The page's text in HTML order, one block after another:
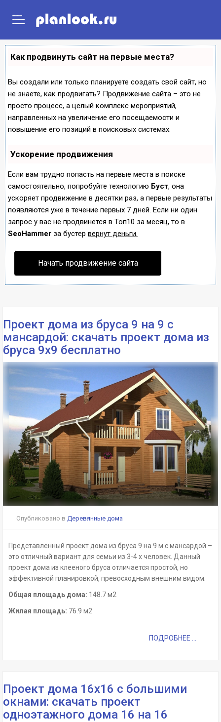
ГЛАВНАЯ
ПРОЕКТЫ ДОМОВ
ПРОЕКТЫ ПОСТРОЕК
Как продвинуть сайт на первые места?
Вы создали или только планируете создать свой сайт, но
не знаете, как продвигать? Продвижение сайта – это не
просто процесс, а целый комплекс мероприятий,
направленных на увеличение его посещаемости и
повышение его позиций в поисковых системах.
Ускорение продвижения
Если вам трудно попасть на первые места в поиске
самостоятельно, попробуйте технологию Буст, она
ускоряет продвижение в десятки раз, а первые результаты
появляются уже в течение первых 7 дней. Если ни один
запрос у вас не продвинется в Топ10 за месяц, то в
SeoHammer за бустер вернут деньги.
Начать продвижение сайта
Проект дома из бруса 9 на 9 с
мансардой: скачать проект дома из
бруса 9х9 бесплатно
Опубликовано в Деревянные дома
Представленный проект дома из бруса 9 на 9 м с мансардой –
это отличный вариант для семьи из 3-4 х человек. Данный
проект дома из клееного бруса отличается простой, но
эффективной планировкой, превосходным внешним видом.
Общая площадь дома: 148.7 м2
Жилая площадь: 76.9 м2
ПОДРОБНЕЕ ...
Проект дома 16х16 с большими
окнами: скачать проект
одноэтажного дома 16 на 16